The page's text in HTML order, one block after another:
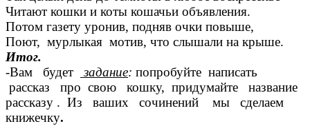
Читают кошки и коты кошачьи объявления.
Потом газету уронив, подняв очки повыше,
Поют, мурлыкая мотив, что слышали на крыше.
Итог.
-Вам будет
задание: попробуйте написать
рассказ про свою кошку, придумайте название
рассказу . Из ваших сочинений мы сделаем
книжечку.